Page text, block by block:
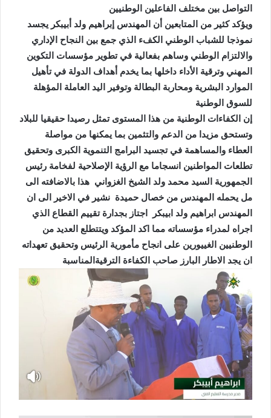
التواصل بين مختلف الفاعلين الوطنيين
ويؤكد كثير من المتابعين أن المهندس إبراهيم ولد أبيبكر يجسد
نموذجا للشباب الوطني الكفء الذي جمع بين النجاح الإداري
والالتزام الوطني وساهم بفعالية في تطوير مؤسسات التكوين
المهني وترقية الأداء داخلها بما يخدم أهداف الدولة في تأهيل
الموارد البشرية ومحاربة البطالة وتوفير اليد العاملة المؤهلة
للسوق الوطنية
إن الكفاءات الوطنية من هذا المستوى تمثل رصيدا حقيقيا للبلاد
وتستحق مزيدا من الدعم والتثمين بما يمكنها من مواصلة
العطاء والمساهمة في تجسيد البرامج التنموية الكبرى وتحقيق
تطلعات المواطنين انسجاما مع الرؤية الإصلاحية لفخامة رئيس
الجمهورية السيد محمد ولد الشيخ الغزواني هذا بالاضافته الى
مل يحمله المهندس من خصال حميدة نشير في الاخير الى ان
المهندس ابراهيم ولد ابيبكر اجتاز بجدارة تقييم القطاع الذي
اجراه لمدراء مؤسساته مما اكد المؤكد ويتتطلع العديد من
الوطنيين الغييورين على انجاح مأمورية الرئيس وتحقيق تعهداته
ان يجد الاطار البارز صاحب الكفاءة الترقيةالمناسبة